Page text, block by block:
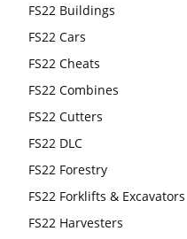
FS22 Buildings
FS22 Cars
FS22 Cheats
FS22 Combines
FS22 Cutters
FS22 DLC
FS22 Forestry
FS22 Forklifts & Excavators
FS22 Harvesters